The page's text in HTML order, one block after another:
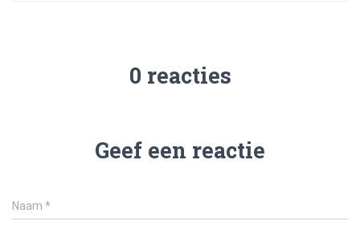
0 reacties
Geef een reactie
Naam *